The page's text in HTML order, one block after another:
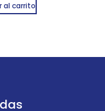
al carrito